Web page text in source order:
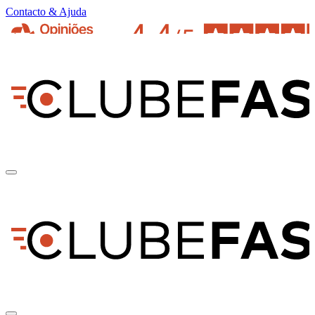
Contacto & Ajuda